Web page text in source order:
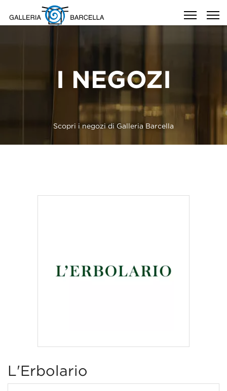
I NEGOZI
Scopri i negozi di Galleria Barcella
L'Erbolario